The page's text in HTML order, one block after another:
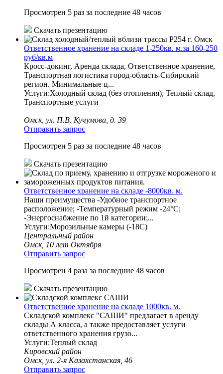
Просмотрен 5 раз за последние 48 часов
Скачать презентацию
Ответственное хранение на складе 1-250кв. м.за 160-250
руб/кв.м
Кросс-докинг, Аренда склада, Ответственное хранение,
Транспортная логистика город-область-Сибирский
регион. Минимальные ц...
Услуги:Холодный склад (без отопления), Теплый склад,
Транспортные услуги
Омск, ул. П.В. Кучумова, д. 39
Отправить запрос
Просмотрен 5 раз за последние 48 часов
Скачать презентацию
Ответственное хранение на складе -8000кв. м.
Наши преимущества -Удобное транспортное
расположение; -Температурный режим -24°С;
-Энергоснабжение по 1й категории;...
Услуги:Морозильные камеры (-18С)
Центральный район
Омск, 10 лет Октября
Отправить запрос
Просмотрен 4 раза за последние 48 часов
Скачать презентацию
Ответственное хранение на складе 1000кв. м.
Складской комплекс "САШИ" предлагает в аренду
склады А класса, а также предоставляет услуги
ответственного хранения грузо...
Услуги:Теплый склад
Кировский район
Омск, ул. 2-я Казахстанская, 46
Отправить запрос